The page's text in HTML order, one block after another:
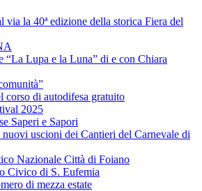
via la 40ª edizione della storica Fiera del
“La Lupa e la Luna” di e con Chiara
corso di autodifesa gratuito
2025
Saperi e Sapori
nuovi uscioni dei Cantieri del Carnevale di
Nazionale Città di Foiano
Civico di S. Eufemia
di mezza estate